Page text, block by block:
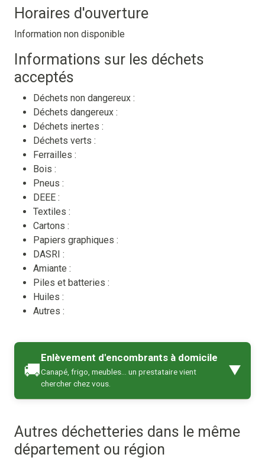
Horaires d'ouverture
Information non disponible
Informations sur les déchets
acceptés
Déchets non dangereux :
Déchets dangereux :
Déchets inertes :
Déchets verts :
Ferrailles :
Bois :
Pneus :
DEEE :
Textiles :
Cartons :
Papiers graphiques :
DASRI :
Amiante :
Piles et batteries :
Huiles :
Autres :
🚚
Enlèvement d'encombrants à domicile
Canapé, frigo, meubles… un prestataire vient
chercher chez vous.
▼
Autres déchetteries dans le même
département ou région